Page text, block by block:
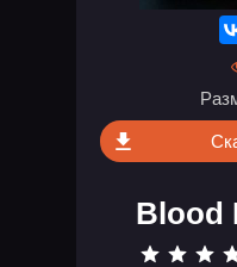
Blood